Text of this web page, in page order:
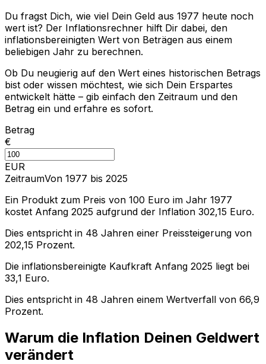
Du fragst Dich, wie viel Dein Geld aus 1977 heute noch
wert ist? Der Inflationsrechner hilft Dir dabei, den
inflationsbereinigten Wert von Beträgen aus einem
beliebigen Jahr zu berechnen.
Ob Du neugierig auf den Wert eines historischen Betrags
bist oder wissen möchtest, wie sich Dein Erspartes
entwickelt hätte – gib einfach den Zeitraum und den
Betrag ein und erfahre es sofort.
Betrag
€
EUR
ZeitraumVon 1977 bis 2025
Ein Produkt zum Preis von 100 Euro im Jahr 1977
kostet Anfang 2025 aufgrund der Inflation 302,15 Euro.
Dies entspricht in 48 Jahren einer Preissteigerung von
202,15 Prozent.
Die inflationsbereinigte Kaufkraft Anfang 2025 liegt bei
33,1 Euro.
Dies entspricht in 48 Jahren einem Wertverfall von 66,9
Prozent.
Warum die Inflation Deinen Geldwert
verändert